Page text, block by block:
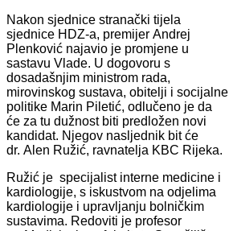
Nakon sjednice stranački tijela
sjednice HDZ-a, premijer Andrej
Plenković najavio je promjene u
sastavu Vlade. U dogovoru s
dosadašnjim ministrom rada,
mirovinskog sustava, obitelji i socijalne
politike Marin Piletić, odlučeno je da
će za tu dužnost biti predložen novi
kandidat. Njegov nasljednik bit će
dr. Alen Ružić, ravnatelja KBC Rijeka.
Ružić je specijalist interne medicine i
kardiologije, s iskustvom na odjelima
kardiologije i upravljanju bolničkim
sustavima. Redoviti je profesor